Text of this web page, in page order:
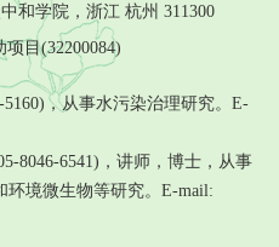
和学院，浙江 杭州 311300
目(32200084)
5160)，从事水污染治理研究。E-
8046-6541)，讲师，博士，从事
环境微生物等研究。E-mail: